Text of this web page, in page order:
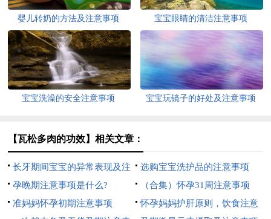
婴儿转奶的方法及注意事项 宝宝眼睛的清洁注意事项
宝宝洗澡的安全注意事项 宝宝玩镜子的好处及注意事项
【瓦松多肉的功效】相关文章：
长牙期间宝宝的异常表现及注
意事项
选购宝宝洗护品的注意事项
孕晚期注意事项是什么?
（合集）怀孕31周注意事项
准妈妈怀孕初期注意事项
怀孕妈妈护肝原则，饮食注意